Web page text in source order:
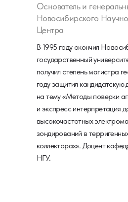
В 1995 году окончил
государственный
получил степень магистра
году защитил кандидатскую
на тему «Методы поверки
и экспресс интерпретация
высокочастотных
зондирований в
коллекторах». Доцент
НГУ.
Основатель и
Новосибирского
Центра